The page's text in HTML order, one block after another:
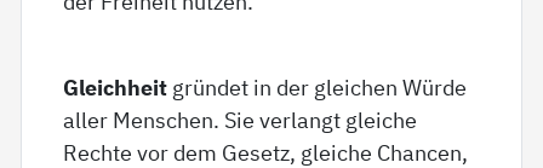
Gleichheit gründet in der gleichen Würde
aller Menschen. Sie verlangt gleiche
Rechte vor dem Gesetz, gleiche Chancen,